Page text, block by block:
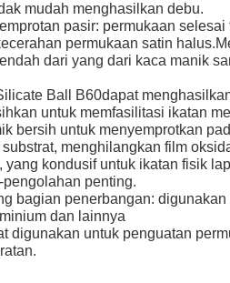
mudah menghasilkan debu.
pasir: permukaan
permukaan satin
dari yang dari kaca manik
Ball B60dapat
untuk memfasilitasi ikatan
bersih untuk menyemprotkan
menghilangkan film
yang kondusif untuk ikatan fisik
pengolahan penting.
bagian penerbangan:
dan lainnya
digunakan untuk penguatan